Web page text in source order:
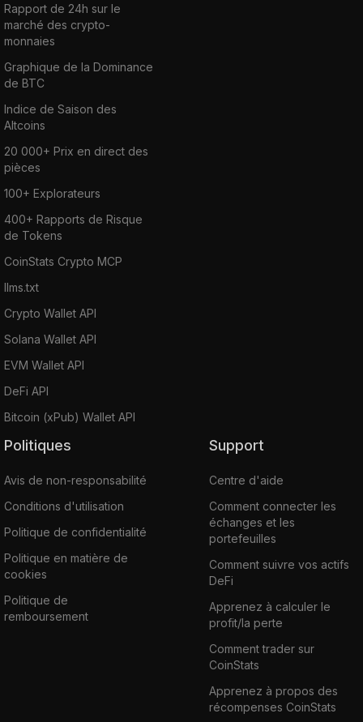
Rapport de 24h sur le
marché des crypto-
monnaies
Graphique de la Dominance
de BTC
Indice de Saison des
Altcoins
20 000+ Prix en direct des
pièces
100+ Explorateurs
400+ Rapports de Risque
de Tokens
CoinStats Crypto MCP
llms.txt
Crypto Wallet API
Solana Wallet API
EVM Wallet API
DeFi API
Bitcoin (xPub) Wallet API
Politiques
Avis de non-responsabilité
Conditions d'utilisation
Politique de confidentialité
Politique en matière de
cookies
Politique de
remboursement
Support
Centre d'aide
Comment connecter les
échanges et les
portefeuilles
Comment suivre vos actifs
DeFi
Apprenez à calculer le
profit/la perte
Comment trader sur
CoinStats
Apprenez à propos des
récompenses CoinStats